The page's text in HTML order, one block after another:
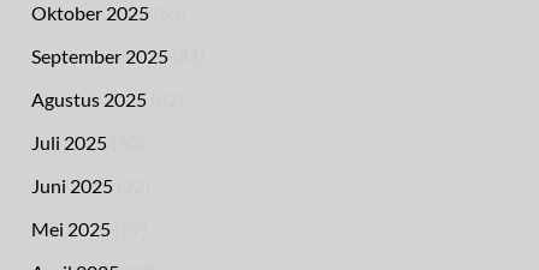
Oktober 2025
September 2025
Agustus 2025
Juli 2025
Juni 2025
Mei 2025